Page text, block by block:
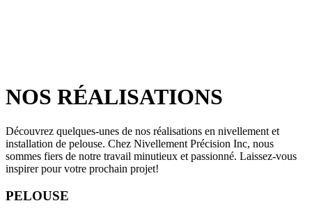
NOS RÉALISATIONS
Découvrez quelques-unes de nos réalisations en nivellement et
installation de pelouse. Chez Nivellement Précision Inc, nous
sommes fiers de notre travail minutieux et passionné. Laissez-vous
inspirer pour votre prochain projet!
PELOUSE